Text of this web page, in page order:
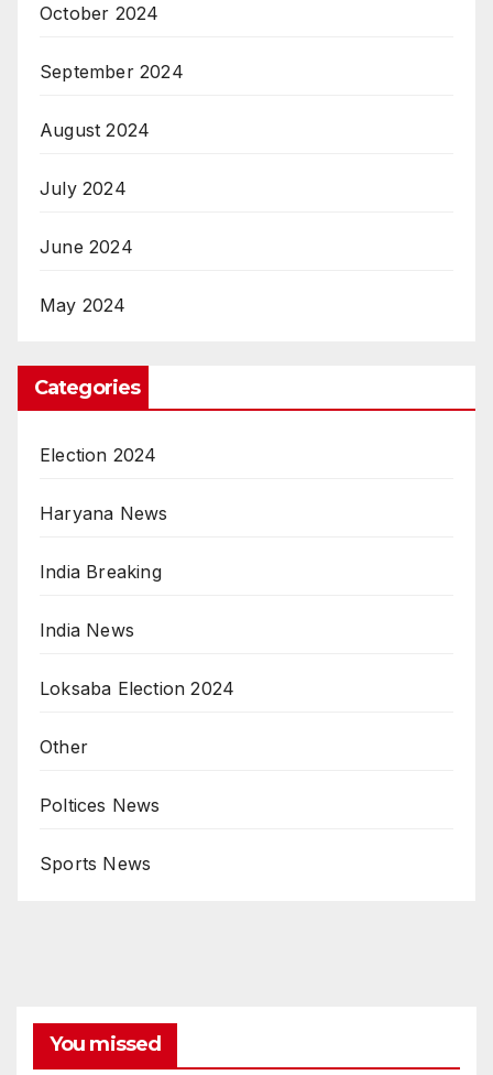
October 2024
September 2024
August 2024
July 2024
June 2024
May 2024
Categories
Election 2024
Haryana News
India Breaking
India News
Loksaba Election 2024
Other
Poltices News
Sports News
You missed